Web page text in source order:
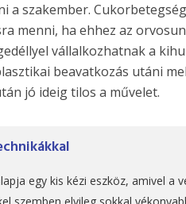
a szakember.
menni, ha ehhez az
vállalkozhatnak a
beavatkozás utáni
jó ideig tilos a művelet.
egy kis kézi eszköz, amivel a